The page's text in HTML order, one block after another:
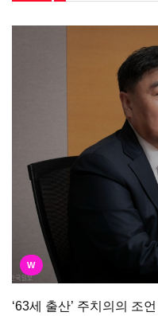
W
‘63세 출산’ 주치의의 조언